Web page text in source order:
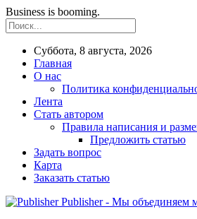
Business is booming.
Суббота, 8 августа, 2026
Главная
О нас
Политика
Лента
Стать автором
Правила написания и
Предложить статью
Задать вопрос
Карта
Заказать статью
Publisher - Мы объединяем